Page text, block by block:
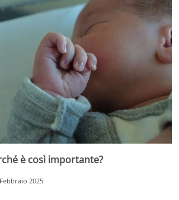
è così importante?
2025